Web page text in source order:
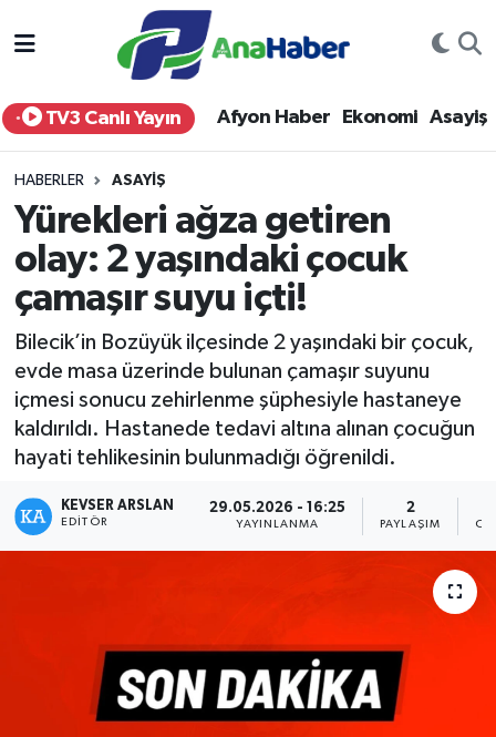
TV3 Canlı Yayın Afyon Haber Ekonomi Asayiş
HABERLER ASAYIŞ
Yürekleri ağza getiren
olay: 2 yaşındaki çocuk
çamaşır suyu içti!
Bilecik’in Bozüyük ilçesinde 2 yaşındaki bir çocuk,
evde masa üzerinde bulunan çamaşır suyunu
içmesi sonucu zehirlenme şüphesiyle hastaneye
kaldırıldı. Hastanede tedavi altına alınan çocuğun
hayati tehlikesinin bulunmadığı öğrenildi.
KEVSER ARSLAN
EDITÖR
29.05.2026 - 16:25
YAYINLANMA
2
PAYLAŞIM
Yurt Haber
Afyon Haber
Siyaset
Spor
Eğitim
Sağlık
Afyonkarahisar Nöbetçi Eczaneler
Afyonkarahisar Hava Durumu
Afyonkarahisar Trafik Yoğunluk Haritası
Süper Lig Puan Durumu ve Fikstür
Tüm Manşetler
Son Dakika Haberleri